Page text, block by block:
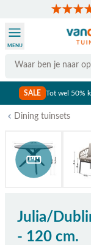
Search
MENU
SALE Tot wel 50%
Dining tuinsets
Julia/
- 120 cm.